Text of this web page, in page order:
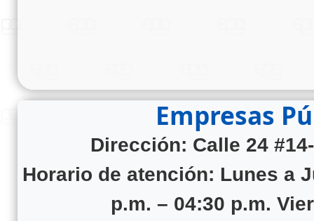
Empresas
Dirección: Calle 24
Horario de atención: Lunes a
p.m. – 04:30 p.m.